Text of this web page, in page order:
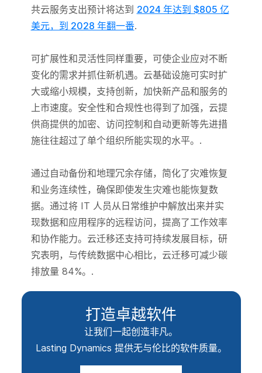
共云服务支出预计将达到 2024 年达到 $805 亿
美元，到 2028 年翻一番.
可扩展性和灵活性同样重要，可使企业应对不断
变化的需求并抓住新机遇。云基础设施可实时扩
大或缩小规模，支持创新，加快新产品和服务的
上市速度。安全性和合规性也得到了加强，云提
供商提供的加密、访问控制和自动更新等先进措
施往往超过了单个组织所能实现的水平。.
通过自动备份和地理冗余存储，简化了灾难恢复
和业务连续性，确保即使发生灾难也能恢复数
据。通过将 IT 人员从日常维护中解放出来并实
现数据和应用程序的远程访问，提高了工作效率
和协作能力。云迁移还支持可持续发展目标，研
究表明，与传统数据中心相比，云迁移可减少碳
排放量 84%。.
打造卓越软件
让我们一起创造非凡。
Lasting Dynamics 提供无与伦比的软件质量。